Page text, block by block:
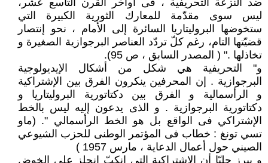
ضد النزعة التحريفية ، فى أواخر القرن التاسع عشر،
ليس سوى مقدّمة للمعارك الثورية الكبيرة التي
ستخوضها البروليتاريا السائرة إلى الأمام ، نحو إنتصار
قضيّتها التام، رغم كلّ تردّد العناصر البرجوازية الصغيرة و
تخاذلها ." ( المصدر السابق ، ص 95).
و" التحريفية هي شكل من أشكال الإيديولوجية
البرجوازية . إن المحرفين ينكرون الفرق بين الإشتراكية
و الرأسمالية و الفرق بين دكتاتورية البروليتاريا و
دكتاتورية البرجوازية . و الذى يدعون إليه ليس بالخط
الإشتراكي فى الواقع بل هو الخط الرأسمالي ". (ماو
تسي تونغ : خطاب فى المؤتمر الوطنى للحزب الشيوعي
الصيني حول أعمال الدعاية ، مارس 1957 )
و يبرز جليّا أن الإشتراكية التي إنكبّ إنجلز على الخوض